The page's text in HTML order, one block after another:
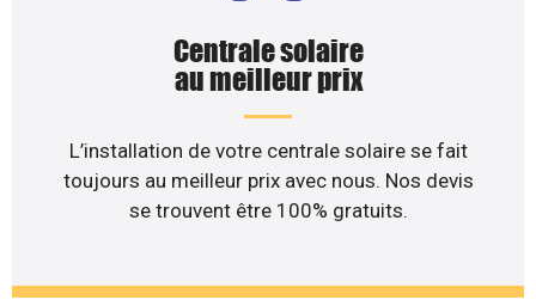
Centrale solaire
au meilleur prix
L’installation de votre centrale solaire se fait
toujours au meilleur prix avec nous. Nos devis
se trouvent être 100% gratuits.